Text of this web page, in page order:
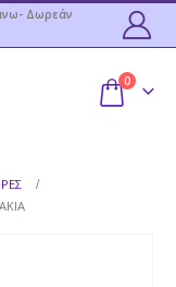
Δωρεάν
0